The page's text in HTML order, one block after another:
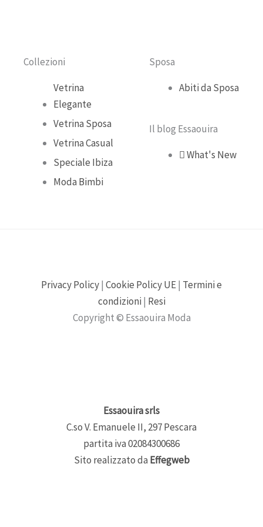
Collezioni
Vetrina
Elegante
Vetrina Sposa
Vetrina Casual
Speciale Ibiza
Moda Bimbi
Sposa
Abiti da Sposa
Il blog Essaouira
What's New
Privacy Policy| Cookie Policy UE| Termini e
condizioni | Resi
Copyright © Essaouira Moda
Essaouira srls
C.so V. Emanuele II, 297 Pescara
partita iva 02084300686
Sito realizzato da Effegweb